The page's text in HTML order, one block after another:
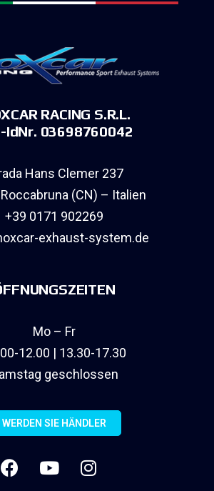
RACING S.R.L.
IdNr. 03698760042
Hans Clemer 237
(CN) – Italien
+39 0171 902269
exhaust-system.de
Mo – Fr
12.00 | 13.30-17.30
geschlossen
WERDEN SIE HÄNDLER